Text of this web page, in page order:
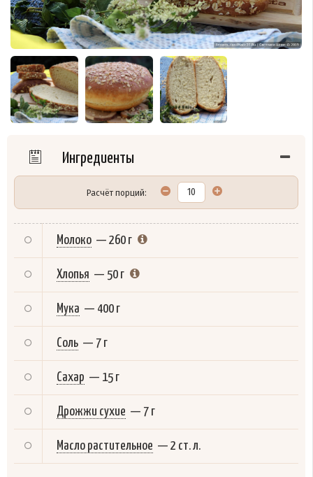
Ингредиенты
Расчёт порций:
Молоко — 260 г
Хлопья — 50 г
Мука — 400 г
Соль — 7 г
Сахар — 15 г
Дрожжи сухие — 7 г
Масло растительное — 2 ст. л.